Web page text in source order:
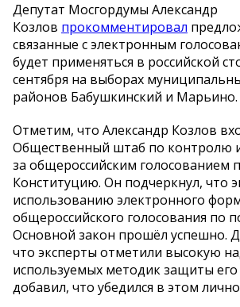
Депутат Мосгордумы Александр
Козлов прокомментировал
связанные с электронным
будет применяться в российской
сентября на выборах
районов Бабушкинский и Марьино.
Отметим, что Александр Козлов
Общественный штаб по контролю
за общероссийским голосованием
Конституцию. Он подчеркнул, что
использованию электронного
общероссийского голосования по
Основной закон прошёл успешно.
что эксперты отметили высокую
используемых методик защиты его
добавил, что убедился в этом